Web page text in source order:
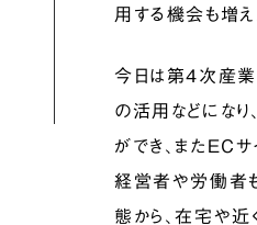
用する機会も増え
今日は第4次産業
の活用などにな
ができ、またEC
経営者や労働者
態から、在宅や近